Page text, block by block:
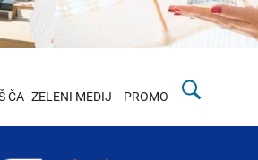
ČA ZELENI MEDIJ PROMO